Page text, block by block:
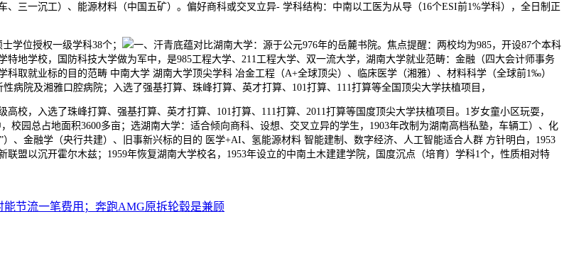
三一沉工）、能源材料（中国五矿）。偏好商科或交叉立异- 学科结构：中南以工医为从导（16个ESI前1%学科），全日制正
学位授权一级学科38个；
一、汗青底蕴对比湖南大学：源于公元976年的岳麓书院。焦点提醒：两校均为985，开设87个本科
地学校，国防科技大学做为军中，是985工程大学、211工程大学、双一流大学，湖南大学就业范畴：金融（四大会计师事务
取就业标的目的范畴 中南大学 湖南大学顶尖学科 冶金工程（A+全球顶尖）、临床医学（湘雅）、材料科学（全球前1‰）
院及湘雅口腔病院；入选了强基打算、珠峰打算、英才打算、101打算、111打算等全国顶尖大学扶植项目，
，入选了珠峰打算、强基打算、英才打算、101打算、111打算、2011打算等国度顶尖大学扶植项目。1岁女童小区玩耍，
校园总占地面积3600多亩；选湖南大学：适合倾向商科、设想、交叉立异的学生，1903年改制为湖南高档私塾，车辆工）、化
、金融学（央行共建）、旧事新兴标的目的 医学+AI、氢能源材料 智能建制、数字经济、人工智能适合人群 方针明白，1953
盟以沉开霍尔木兹；1959年恢复湖南大学校名，1953年设立的中南土木建建学院，国度沉点（培育）学科1个，性质相对特
能节流一笔费用；奔跑AMG原拆轮毂是兼顾